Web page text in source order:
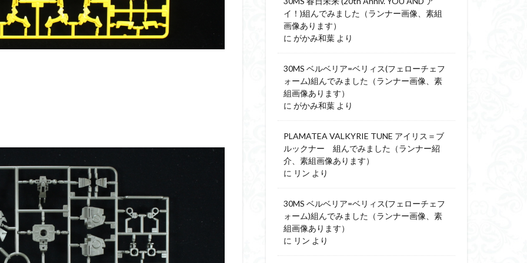
イ！)組んでみました（ランナー画像、素組
画像あります）
に がかみ和葉 より
30MS ベルベリア=ベリィス(フェローチェフ
ォーム)組んでみました（ランナー画像、素
組画像あります）
に がかみ和葉 より
PLAMATEA VALKYRIE TUNE アイリス＝ブ
ルックナー 組んでみました（ランナー紹
介、素組画像あります）
に リン より
30MS ベルベリア=ベリィス(フェローチェフ
ォーム)組んでみました（ランナー画像、素
組画像あります）
に リン より